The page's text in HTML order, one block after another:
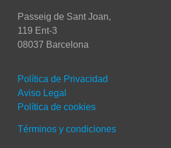
Passeig de Sant Joan,
119 Ent-3
08037 Barcelona
Política de Privacidad
Aviso Legal
Política de cookies
Términos y condiciones